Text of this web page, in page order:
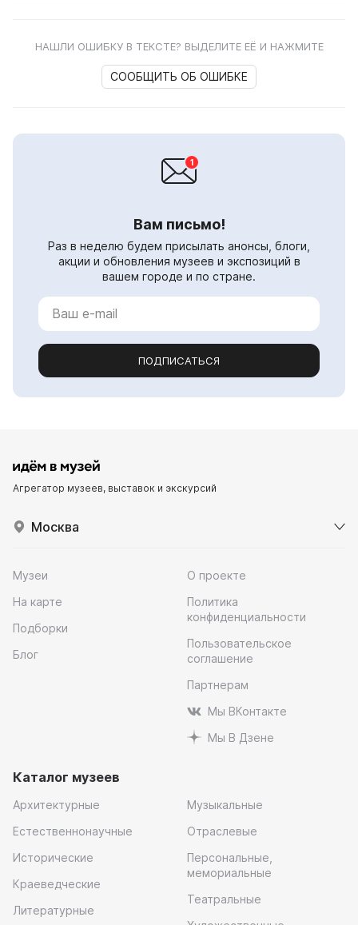
НАШЛИ ОШИБКУ В ТЕКСТЕ? ВЫДЕЛИТЕ ЕЁ И НАЖМИТЕ
СООБЩИТЬ ОБ ОШИБКЕ
Вам письмо!
Раз в неделю будем присылать анонсы, блоги,
акции и обновления музеев и экспозиций в
вашем городе и по стране.
ПОДПИСАТЬСЯ
Агрегатор музеев, выставок и экскурсий
Москва
Музеи
На карте
Подборки
Блог
О проекте
Политика
конфиденциальности
Пользовательское
соглашение
Партнерам
Мы ВКонтакте
Мы В Дзене
Каталог музеев
Архитектурные
Естественнонаучные
Исторические
Краеведческие
Литературные
Музыкальные
Отраслевые
Персональные,
мемориальные
Театральные